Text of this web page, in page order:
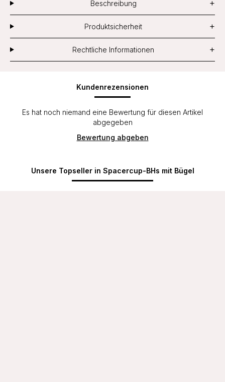
Beschreibung +
Produktsicherheit +
Rechtliche Informationen +
Kundenrezensionen
Es hat noch niemand eine Bewertung für diesen Artikel
abgegeben
Bewertung abgeben
Unsere Topseller in Spacercup-BHs mit Bügel